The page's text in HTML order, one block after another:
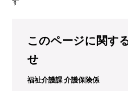
このページに関す
せ
福祉介護課 介護保険係